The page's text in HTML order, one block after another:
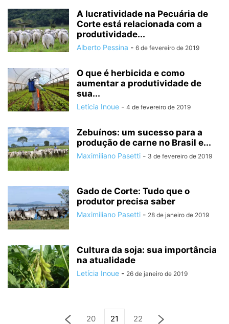
A lucratividade na Pecuária de
Corte está relacionada com a
produtividade...
Alberto Pessina - 6 de fevereiro de 2019
O que é herbicida e como
aumentar a produtividade de
sua...
Letícia Inoue - 4 de fevereiro de 2019
Zebuínos: um sucesso para a
produção de carne no Brasil e...
Maximiliano Pasetti - 3 de fevereiro de 2019
Gado de Corte: Tudo que o
produtor precisa saber
Maximiliano Pasetti - 28 de janeiro de 2019
Cultura da soja: sua importância
na atualidade
Letícia Inoue - 26 de janeiro de 2019
20 21 22